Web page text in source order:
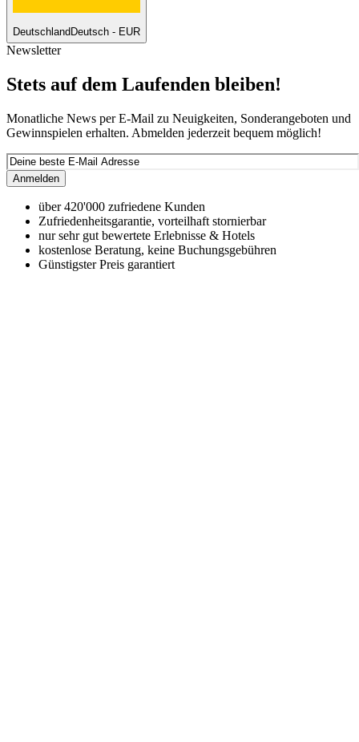
Deutschland Deutsch - EUR
Newsletter
Stets auf dem Laufenden bleiben!
Monatliche News per E-Mail zu Neuigkeiten, Sonderangeboten und
Gewinnspielen erhalten. Abmelden jederzeit bequem möglich!
Anmelden
über 420'000 zufriedene Kunden
Zufriedenheitsgarantie, vorteilhaft stornierbar
nur sehr gut bewertete Erlebnisse & Hotels
kostenlose Beratung, keine Buchungsgebühren
Günstigster Preis garantiert